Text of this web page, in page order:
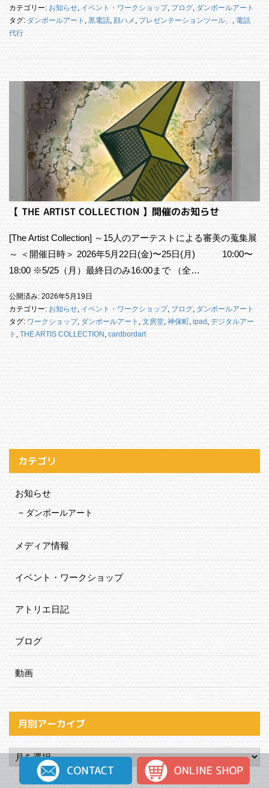
カテゴリー:お知らせ, イベント・ワークショップ, ブログ, ダンボールアート
タグ: ダンボールアート , 黒電話, 顔ハメ , プレゼンテーションツール、 , 電話
代行
【 THE ARTIST COLLECTION 】開催のお知らせ
[The Artist Collection] ～15人のアーテストによる審美の蒐集展
～ ＜開催日時＞ 2026年5月22日(金)〜25日(月) 10:00〜
18:00 ※5/25（月）最終日のみ16:00まで （全…
公開済み: 2026年5月19日
カテゴリー:お知らせ, イベント・ワークショップ, ブログ, ダンボールアート
タグ: ワークショップ, ダンボールアート , 文房堂, 神保町, ipad, デジタルアー
ト , THE ARTIS COLLECTION, cardbordart
カテゴリ
お知らせ
ダンボールアート
メディア情報
イベント・ワークショップ
アトリエ日記
ブログ
動画
月別アーカイブ